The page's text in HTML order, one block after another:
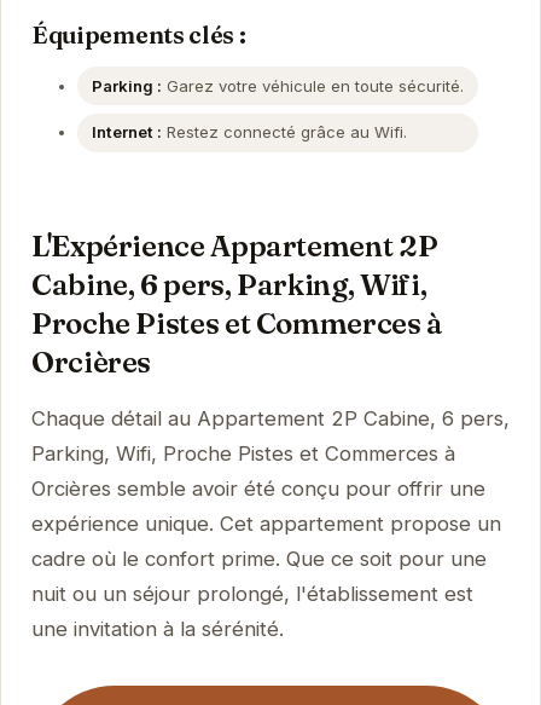
Équipements clés :
Parking : Garez votre véhicule en toute sécurité.
Internet : Restez connecté grâce au Wifi.
L'Expérience Appartement 2P
Cabine, 6 pers, Parking, Wifi,
Proche Pistes et Commerces à
Orcières
Chaque détail au Appartement 2P Cabine, 6 pers,
Parking, Wifi, Proche Pistes et Commerces à
Orcières semble avoir été conçu pour offrir une
expérience unique. Cet appartement propose un
cadre où le confort prime. Que ce soit pour une
nuit ou un séjour prolongé, l'établissement est
une invitation à la sérénité.